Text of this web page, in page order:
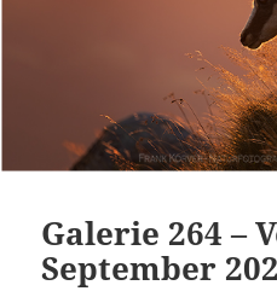
Galerie 264 –
September